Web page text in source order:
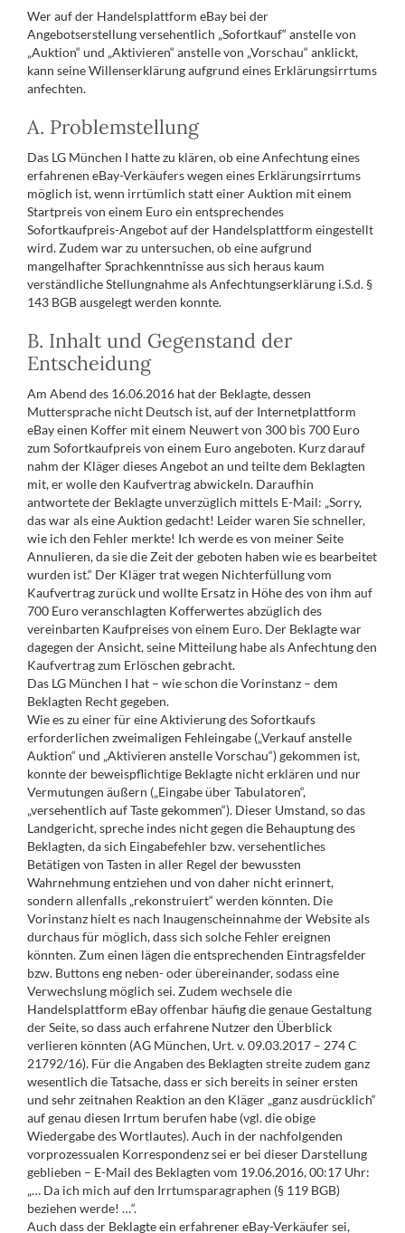
Wer auf der Handelsplattform eBay bei der
Angebotserstellung versehentlich „Sofortkauf“ anstelle von
„Auktion“ und „Aktivieren“ anstelle von „Vorschau“ anklickt,
kann seine Willenserklärung aufgrund eines Erklärungsirrtums
anfechten.
A. Problemstellung
Das LG München I hatte zu klären, ob eine Anfechtung eines
erfahrenen eBay-Verkäufers wegen eines Erklärungsirrtums
möglich ist, wenn irrtümlich statt einer Auktion mit einem
Startpreis von einem Euro ein entsprechendes
Sofortkaufpreis-Angebot auf der Handelsplattform eingestellt
wird. Zudem war zu untersuchen, ob eine aufgrund
mangelhafter Sprachkenntnisse aus sich heraus kaum
verständliche Stellungnahme als Anfechtungserklärung i.S.d. §
143 BGB ausgelegt werden konnte.
B. Inhalt und Gegenstand der
Entscheidung
Am Abend des 16.06.2016 hat der Beklagte, dessen
Muttersprache nicht Deutsch ist, auf der Internetplattform
eBay einen Koffer mit einem Neuwert von 300 bis 700 Euro
zum Sofortkaufpreis von einem Euro angeboten. Kurz darauf
nahm der Kläger dieses Angebot an und teilte dem Beklagten
mit, er wolle den Kaufvertrag abwickeln. Daraufhin
antwortete der Beklagte unverzüglich mittels E-Mail: „Sorry,
das war als eine Auktion gedacht! Leider waren Sie schneller,
wie ich den Fehler merkte! Ich werde es von meiner Seite
Annulieren, da sie die Zeit der geboten haben wie es bearbeitet
wurden ist.“ Der Kläger trat wegen Nichterfüllung vom
Kaufvertrag zurück und wollte Ersatz in Höhe des von ihm auf
700 Euro veranschlagten Kofferwertes abzüglich des
vereinbarten Kaufpreises von einem Euro. Der Beklagte war
dagegen der Ansicht, seine Mitteilung habe als Anfechtung den
Kaufvertrag zum Erlöschen gebracht.
Das LG München I hat – wie schon die Vorinstanz – dem
Beklagten Recht gegeben.
Wie es zu einer für eine Aktivierung des Sofortkaufs
erforderlichen zweimaligen Fehleingabe („Verkauf anstelle
Auktion“ und „Aktivieren anstelle Vorschau“) gekommen ist,
konnte der beweispflichtige Beklagte nicht erklären und nur
Vermutungen äußern („Eingabe über Tabulatoren“,
„versehentlich auf Taste gekommen“). Dieser Umstand, so das
Landgericht, spreche indes nicht gegen die Behauptung des
Beklagten, da sich Eingabefehler bzw. versehentliches
Betätigen von Tasten in aller Regel der bewussten
Wahrnehmung entziehen und von daher nicht erinnert,
sondern allenfalls „rekonstruiert“ werden könnten. Die
Vorinstanz hielt es nach Inaugenscheinnahme der Website als
durchaus für möglich, dass sich solche Fehler ereignen
könnten. Zum einen lägen die entsprechenden Eintragsfelder
bzw. Buttons eng neben- oder übereinander, sodass eine
Verwechslung möglich sei. Zudem wechsele die
Handelsplattform eBay offenbar häufig die genaue Gestaltung
der Seite, so dass auch erfahrene Nutzer den Überblick
verlieren könnten (AG München, Urt. v. 09.03.2017 – 274 C
21792/16). Für die Angaben des Beklagten streite zudem ganz
wesentlich die Tatsache, dass er sich bereits in seiner ersten
und sehr zeitnahen Reaktion an den Kläger „ganz ausdrücklich“
auf genau diesen Irrtum berufen habe (vgl. die obige
Wiedergabe des Wortlautes). Auch in der nachfolgenden
vorprozessualen Korrespondenz sei er bei dieser Darstellung
geblieben – E-Mail des Beklagten vom 19.06.2016, 00:17 Uhr:
„… Da ich mich auf den Irrtumsparagraphen (§ 119 BGB)
beziehen werde! …“.
Auch dass der Beklagte ein erfahrener eBay-Verkäufer sei,